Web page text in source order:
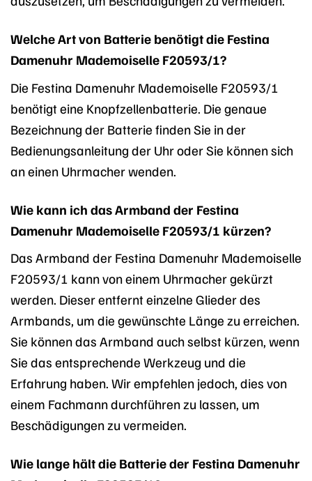
Welche Art von Batterie benötigt die Festina
Damenuhr Mademoiselle F20593/1?
Die Festina Damenuhr Mademoiselle F20593/1
benötigt eine Knopfzellenbatterie. Die genaue
Bezeichnung der Batterie finden Sie in der
Bedienungsanleitung der Uhr oder Sie können sich
an einen Uhrmacher wenden.
Wie kann ich das Armband der Festina
Damenuhr Mademoiselle F20593/1 kürzen?
Das Armband der Festina Damenuhr Mademoiselle
F20593/1 kann von einem Uhrmacher gekürzt
werden. Dieser entfernt einzelne Glieder des
Armbands, um die gewünschte Länge zu erreichen.
Sie können das Armband auch selbst kürzen, wenn
Sie das entsprechende Werkzeug und die
Erfahrung haben. Wir empfehlen jedoch, dies von
einem Fachmann durchführen zu lassen, um
Beschädigungen zu vermeiden.
Wie lange hält die Batterie der Festina Damenuhr